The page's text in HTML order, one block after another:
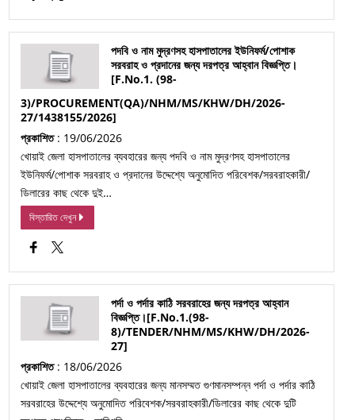
পদবি ও নাম মুদ্রণসহ হাসপাতালের ইউনিফর্ম/পোশাক
সরবরাহ ও প্রদানের জন্য দরপত্র আহ্বান বিজ্ঞপ্তি।
[F.No.1. (98-
3)/PROCUREMENT(QA)/NHM/MS/KHW/DH/2026-
27/1438155/2026]
প্রকাশিত: 19/06/2026
খোয়াই জেলা হাসপাতালের ব্যবহারের জন্য পদবি ও নাম মুদ্রণসহ হাসপাতালের
ইউনিফর্ম/পোশাক সরবরাহ ও প্রদানের উদ্দেশ্যে অনুমোদিত পরিবেশক/সরবরাহকারী/
ডিলারের কাছ থেকে দুই…
বিস্তারিত দেখুন
পর্দা ও পর্দার কাঠি সরবরাহের জন্য দরপত্র আহ্বান
বিজ্ঞপ্তি।[F.No.1.(98-
8)/TENDER/NHM/MS/KHW/DH/2026-
27]
প্রকাশিত: 18/06/2026
খোয়াই জেলা হাসপাতালের ব্যবহারের জন্য মানসম্মত গুণমানসম্পন্ন পর্দা ও পর্দার কাঠি
সরবরাহের উদ্দেশ্যে অনুমোদিত পরিবেশক/সরবরাহকারী/ডিলারের কাছ থেকে দুটি